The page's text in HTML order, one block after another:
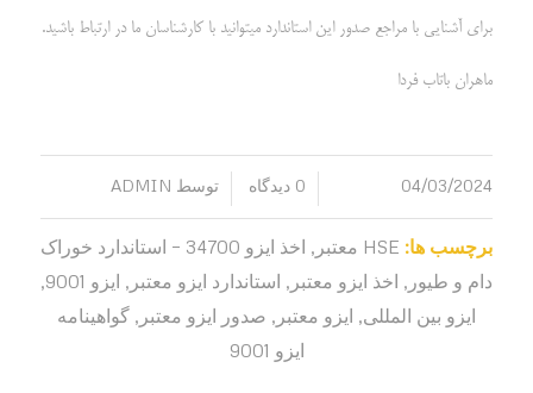
برای آشنایی با مراجع صدور این استاندارد میتوانید با کارشناسان ما در ارتباط باشید.
ماهران باتاب فردا
04/03/2024 0 دیدگاه توسط ADMIN
برچسب ها: HSE معتبر
اخذ ایزو 34700 – استاندارد خوراک
دام و طیور
اخذ ایزو معتبر استاندارد ایزو معتبر ایزو 9001
ایزو بین المللی ایزو معتبر صدور ایزو معتبر
گواهینامه
ایزو 9001